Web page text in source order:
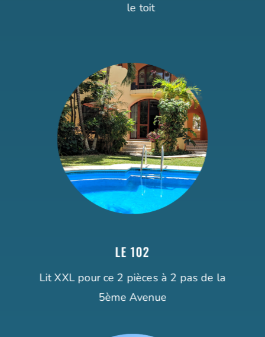
le toit
LE 102
Lit XXL pour ce 2 pièces à 2 pas de la
5ème Avenue